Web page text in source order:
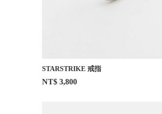
STARSTRIKE 戒指
NT$ 3,800